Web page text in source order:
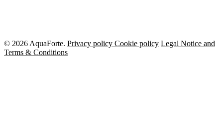
© 2026 AquaForte. Privacy policy Cookie policy Legal Notice and
Terms & Conditions